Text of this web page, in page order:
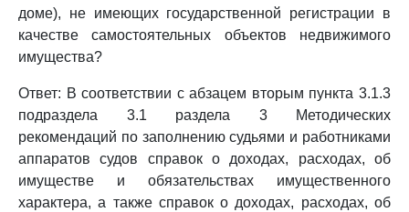
доме), не имеющих государственной регистрации в
качестве самостоятельных объектов недвижимого
имущества?
Ответ: В соответствии сабзацем вторым пункта 3.1.3
подраздела 3.1 раздела 3 Методических
рекомендаций по заполнению судьями и работниками
аппаратов судов справок о доходах, расходах, об
имуществе и обязательствах имущественного
характера, а также справок о доходах, расходах, об